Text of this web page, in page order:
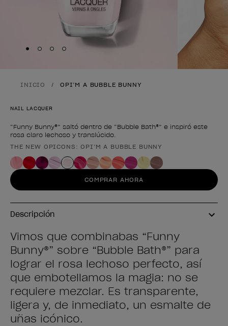
Skip to slide
Skip to slide
Skip to slide
Skip to slide
INICIO OPI’M A BUBBLE BUNNY
NAIL LACQUER
“Funny Bunny®” saltó dentro de “Bubble Bath®” e inspiró este
rosa claro lechoso y translúcido.
Forma del producto
THE NEW OPICONS: OPI’M A BUBBLE BUNNY
COMPRAR AHORA
Descripción
Vimos que combinabas “Funny
Bunny®” sobre “Bubble Bath®” para
lograr el rosa lechoso perfecto, así
que embotellamos la magia: no se
requiere mezclar. Es transparente,
ligera y, de inmediato, un esmalte de
uñas icónico.